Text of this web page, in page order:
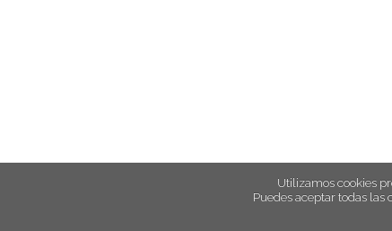
Utilizamos cookies
Puedes aceptar todas las